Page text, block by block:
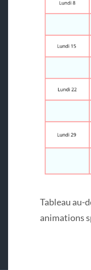
Tableau au-
animations